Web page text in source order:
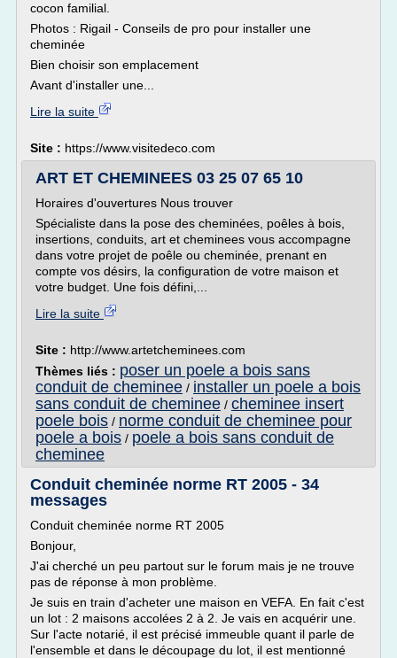
cocon familial.
Photos : Rigail - Conseils de pro pour installer une
cheminée
Bien choisir son emplacement
Avant d'installer une...
Lire la suite
Site : https://www.visitedeco.com
ART ET CHEMINEES 03 25 07 65 10
Horaires d'ouvertures Nous trouver
Spécialiste dans la pose des cheminées, poêles à bois,
insertions, conduits, art et cheminees vous accompagne
dans votre projet de poêle ou cheminée, prenant en
compte vos désirs, la configuration de votre maison et
votre budget. Une fois défini,...
Lire la suite
Site : http://www.artetcheminees.com
Thèmes liés : poser un poele a bois sans
conduit de cheminee / installer un poele a bois
sans conduit de cheminee / cheminee insert
poele bois / norme conduit de cheminee pour
poele a bois / poele a bois sans conduit de
cheminee
Conduit cheminée norme RT 2005 - 34
messages
Conduit cheminée norme RT 2005
Bonjour,
J'ai cherché un peu partout sur le forum mais je ne trouve
pas de réponse à mon problème.
Je suis en train d'acheter une maison en VEFA. En fait c'est
un lot : 2 maisons accolées 2 à 2. Je vais en acquérir une.
Sur l'acte notarié, il est précisé immeuble quant il parle de
l'ensemble et dans le découpage du lot, il est mentionné